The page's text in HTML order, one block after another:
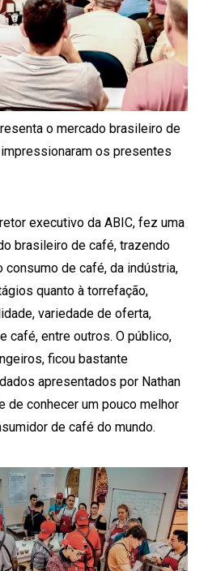
o mercado brasileiro de
os presentes
executivo da ABIC, fez uma
brasileiro de café, trazendo
de café, da indústria,
quanto à torrefação,
variedade de oferta,
café, entre outros. O público,
ficou bastante
apresentados por Nathan
de conhecer um pouco melhor
de café do mundo.